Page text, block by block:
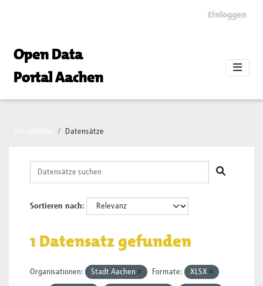
Einloggen
Open Data
Portal Aachen
Datensätze
Sortieren nach
1 Datensatz gefunden
Organisationen: Stadt Aachen Formate: XLSX